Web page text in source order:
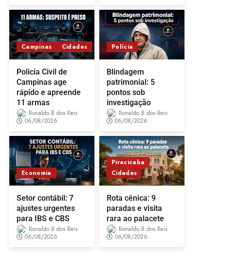
Campinas Cidades
Policia Civil de
Campinas age
rápido e apreende
11 armas
Ronaldo B dos Reis
06/08/2026
Polícia
Blindagem
patrimonial: 5
pontos sob
investigação
Ronaldo B dos Reis
06/08/2026
Economia
Setor contábil: 7
ajustes urgentes
para IBS e CBS
Ronaldo B dos Reis
06/08/2026
Piracicaba
Cidades
Rota cênica: 9
paradas e visita
rara ao palacete
Ronaldo B dos Reis
06/08/2026